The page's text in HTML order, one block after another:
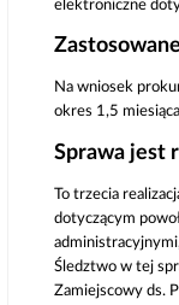
elektroniczne
Na wniosek
okres 1,5
Sprawa jest
To trzecia
dotyczącym
Śledztwo w tej
Zamiejscowy ds.